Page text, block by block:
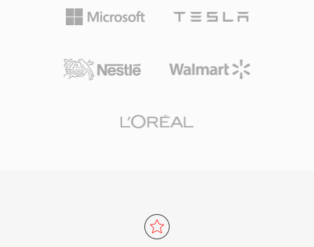
ความต้องการของการบันทึกความละเอียดสูง การ
รองรับฮาร์ดแวร์มีอย่างกว้างขวาง: สมาร์ทโฟน
แอปพลิเคชันสื่อเดสก์ท็อปแทบทุกตัวถอดรหัส FLAC
ข้อมูล ตอกย้ำความไว้วางใจจากอุตสาหกรรมในตัว
อัลบั้มช่วยจัดระเบียบคลังเพลงโดยไม่ต้องมีไฟล์ข้าง
เคียง ประการที่สาม ใบอนุญาตแบบโอเพนซอร์ส